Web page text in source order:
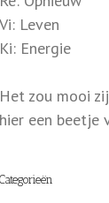
Vi: Leven
Ki: Energie
Het zou mooi
hier een beetje
Categorieën